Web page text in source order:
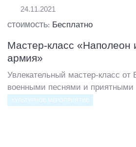
24.11.2021
СТОИМОСТЬ: Бесплатно
Мастер-класс «Наполеон
армия»
Увлекательный мастер-класс от
военными песнями и
КУЛЬТУРНОЕ МЕРОПРИЯТИЕ